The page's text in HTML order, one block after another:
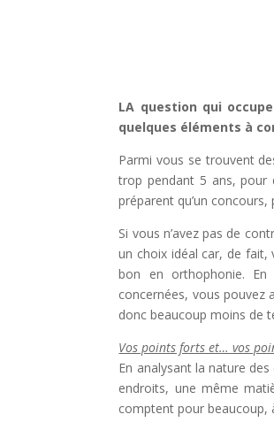
LA question qui
quelques éléments à
Parmi vous se trouvent
trop pendant 5 ans, pour
préparent qu’un concours,
Si vous n’avez pas de
un choix idéal car, de fait,
bon en orthophonie.
concernées, vous pouvez
donc beaucoup moins de
Vos points forts et… vos
En analysant la nature
endroits, une même
comptent pour beaucoup,